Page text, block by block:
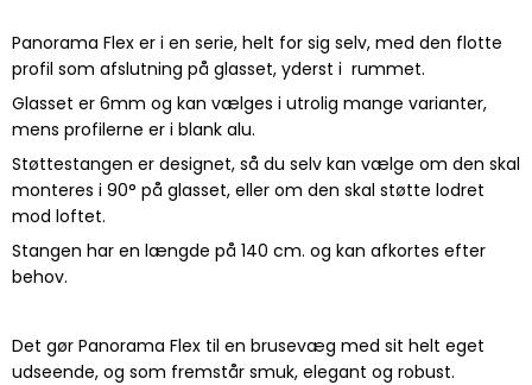
Panorama Flex er i en serie, helt for sig selv, med den flotte
profil som afslutning på glasset, yderst i rummet.
Glasset er 6mm og kan vælges i utrolig mange varianter,
mens profilerne er i blank alu.
Støttestangen er designet, så du selv kan vælge om den skal
monteres i 90° på glasset, eller om den skal støtte lodret
mod loftet.
Stangen har en længde på 140 cm. og kan afkortes efter
behov.
Det gør Panorama Flex til en brusevæg med sit helt eget
udseende, og som fremstår smuk, elegant og robust.